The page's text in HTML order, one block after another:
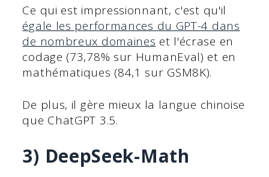
Ce qui est impressionnant, c'est qu'il
égale les performances du GPT-4 dans
de nombreux domaines et l'écrase en
codage (73,78% sur HumanEval) et en
mathématiques (84,1 sur GSM8K).
De plus, il gère mieux la langue chinoise
que ChatGPT 3.5.
3) DeepSeek-Math